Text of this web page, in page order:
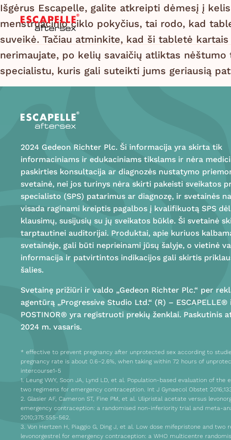
Išgėrus Escapelle, galite atkreipti dėmesį į
menstruacinio ciklo pokyčius, tai rodo, kad
suveikė. Tačiau atminkite, kad ši tabletė
nerimaujate, po kelių savaičių atliktas
specialistu, kuris gali suteikti jums geriausią
2024 Gedeon Richter Plc. Ši informacija yra skirta tik
informaciniams ir edukaciniams tikslams ir nėra
paskirties konsultacija ar diagnozės nustatymo
svetainė, nei jos turinys nėra skirti pakeisti sveikatos
specialisto (SPS) patarimus ar diagnozę, ir svetainės
visada raginami kreiptis pagalbos į kvalifikuotą SPS
klausimų, susijusių su jų sveikatos būkle. Ši svetainė
tarptautinei auditorijai. Produktai, apie kuriuos
svetainėje, gali būti neprieinami jūsų šalyje, o vietinė
informacija ir patvirtintos indikacijos gali skirtis
šalies.
Svetainę prižiūri ir valdo „Gedeon Richter Plc.“ per
agentūrą „Progressive Studio Ltd.“ (R) – ESCAPELLE®
POSTINOR® yra registruoti prekių ženklai. Paskutinis
2024 m. vasaris.
* effective to prevent pregnancy after unprotected sex according to
pregnancy rate is about 0.6–2.6%, when taking within 72 hours of
intercourse1-5
1. Leung VWY, Soon JA, Lynd LD, et al. Population-based evaluation of the
two regimens for emergency contraception. Int J Gynaecol Obstet
2. Glasier AF, Cameron ST, Fine PM, et al. Ulipristal acetate versus
emergency contraception: a randomised non-inferiority trial and meta-
2010;375:555-562.
3. Von Hertzen H, Piaggio G, Ding J, et al. Low dose mifepristone and two
levonorgestrel for emergency contraception: a WHO multicentre